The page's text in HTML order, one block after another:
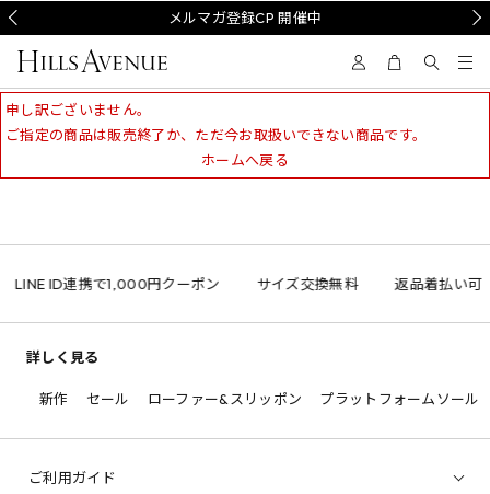
メルマガ登録CP 開催中
申し訳ございません。
ご指定の商品は販売終了か、ただ今お取扱いできない商品です。
ホームへ戻る
LINE ID連携で1,000円クーポン サイズ交換無料 返品着払い可
詳しく見る
新作 セール ローファー&スリッポン プラットフォームソール
ご利用ガイド